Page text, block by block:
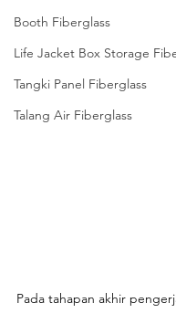
Booth Fiberglass
Life Jacket Box Storage
Tangki Panel Fiberglass
Talang Air Fiberglass
Pada tahapan akhir